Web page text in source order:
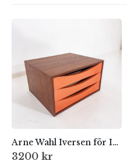
Arne Wahl Iversen för IKEA
3200 kr